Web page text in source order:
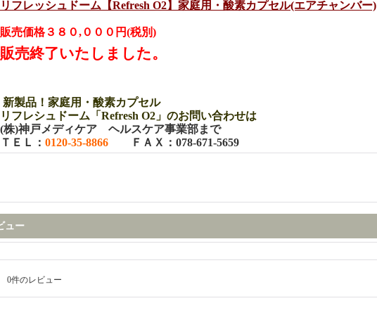
リフレッシュドーム【Refresh O2】家庭用・酸素カプセル(エアチャンバー)
販売価格３８０,０００円(税別)
販売終了いたしました。
新製品！家庭用・酸素カプセル
リフレシュドーム「Refresh O2 」のお問い合わせは
(株)神戸メディケア ヘルスケア事業部まで
ＴＥＬ： 0120-35-8866 ＦＡＸ：078-671-5659
ュー
0件のレビュー